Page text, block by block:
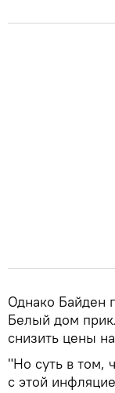
Однако Байден
Белый дом
снизить цены
"Но суть в том,
с этой